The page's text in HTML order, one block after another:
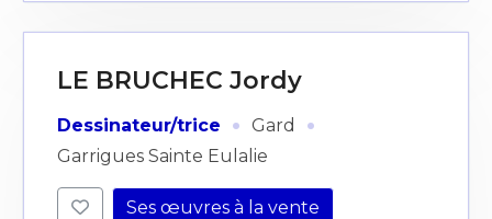
LE BRUCHEC Jordy
Dessinateur/trice · Gard ·
Garrigues Sainte Eulalie
Ses œuvres à la vente